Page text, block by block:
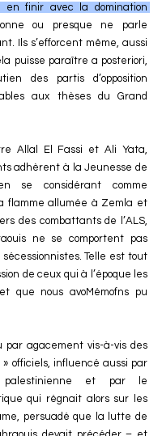
en finir avec la domination
ou presque ne parle
Ils s’efforcent même, aussi
puisse paraître a posteriori,
des partis d’opposition
aux thèses du Grand
Allal El Fassi et Ali Yata,
adhèrent à la Jeunesse de
se considérant comme
flamme allumée à Zemla et
des combattants de l’ALS,
ne se comportent pas
Telle est tout
de ceux qui à l’époque les
que nous avoMémofns pu
par agacement vis-à-vis des
» officiels, influencé aussi par
palestinienne et par le
qui régnait alors sur les
persuadé que la lutte de